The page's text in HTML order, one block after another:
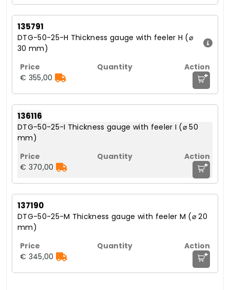
135791
DTG-50-25-H Thickness gauge with feeler H (⌀
30 mm)
€ 355,00 +
136116
DTG-50-25-I Thickness gauge with feeler I (⌀ 50
mm)
€ 370,00 +
137190
DTG-50-25-M Thickness gauge with feeler M (⌀ 20
mm)
€ 345,00 +